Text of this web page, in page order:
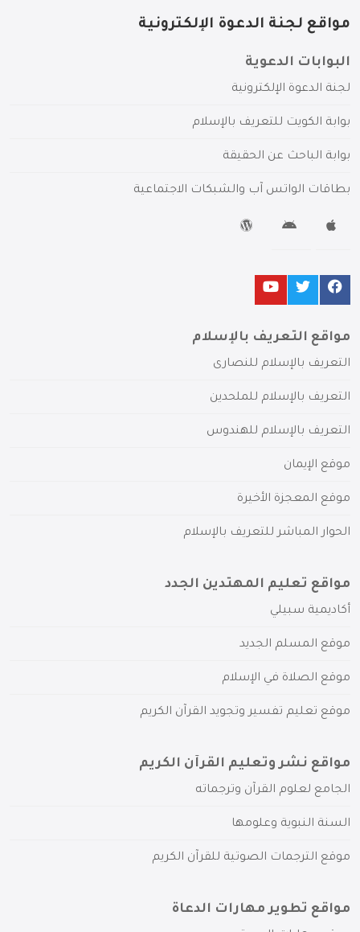
مواقع لجنة الدعوة الإلكترونية
البوابات الدعوية
لجنة الدعوة الإلكترونية
بوابة الكويت للتعريف بالإسلام
بوابة الباحث عن الحقيقة
بطاقات الواتس آب والشبكات الاجتماعية
مواقع التعريف بالإسلام
التعريف بالإسلام للنصارى
التعريف بالإسلام للملحدين
التعريف بالإسلام للهندوس
موقع الإيمان
موقع المعجزة الأخيرة
الحوار المباشر للتعريف بالإسلام
مواقع تعليم المهتدين الجدد
أكاديمية سبيلي
موقع المسلم الجديد
موقع الصلاة في الإسلام
موقع تعليم تفسير وتجويد القرآن الكريم
مواقع نشر وتعليم القرآن الكريم
الجامع لعلوم القرآن وترجماته
السنة النبوية وعلومها
موقع الترجمات الصوتية للقرآن الكريم
مواقع تطوير مهارات الدعاة